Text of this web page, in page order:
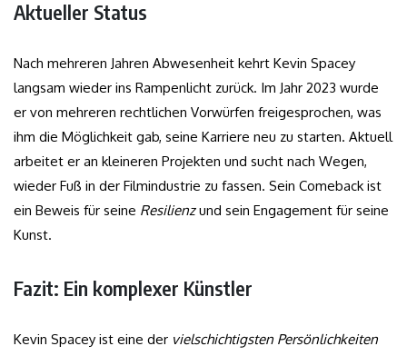
Aktueller Status
Nach mehreren Jahren Abwesenheit kehrt Kevin Spacey
langsam wieder ins Rampenlicht zurück. Im Jahr 2023 wurde
er von mehreren rechtlichen Vorwürfen freigesprochen, was
ihm die Möglichkeit gab, seine Karriere neu zu starten. Aktuell
arbeitet er an kleineren Projekten und sucht nach Wegen,
wieder Fuß in der Filmindustrie zu fassen. Sein Comeback ist
ein Beweis für seine Resilienzund sein Engagement für seine
Kunst.
Fazit: Ein komplexer Künstler
Kevin Spacey ist eine der vielschichtigsten Persönlichkeiten